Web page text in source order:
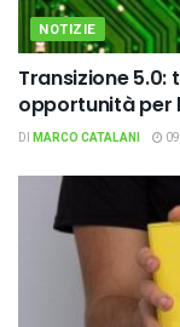
NOTIZIE
Transizione
opportunità per
DI MARCO CATALANI